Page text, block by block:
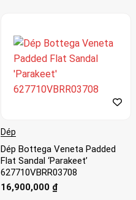
Dép
Dép Bottega Veneta Padded
Flat Sandal ‘Parakeet’
627710VBRR03708
16,900,000 ₫